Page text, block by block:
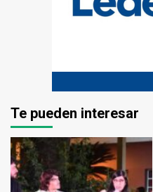
Te pueden interesar